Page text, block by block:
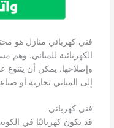
فني كهربائي منازل هو
الكهربائية للمباني. وهم
وإصلاحها. يمكن أن يتنوع
إلى المباني تجارية أو
فني كهربائي
قد يكون كهربائيًا في